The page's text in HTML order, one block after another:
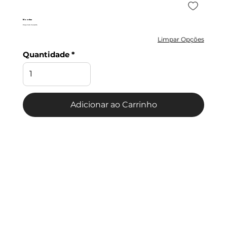
Moovlux
Preço Sob Consulta
Limpar Opções
Quantidade
Adicionar ao Carrinho